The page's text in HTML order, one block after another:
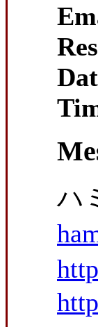
ハ